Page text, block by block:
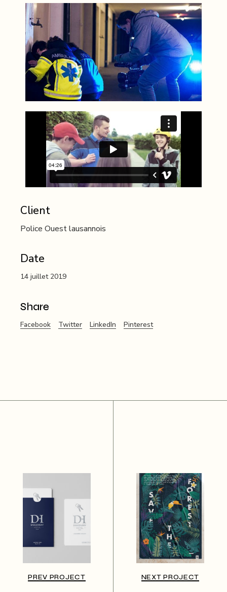
Client
Police Ouest lausannois
Date
14 juillet 2019
Share
Facebook Twitter LinkedIn Pinterest
PREV PROJECT NEXT PROJECT